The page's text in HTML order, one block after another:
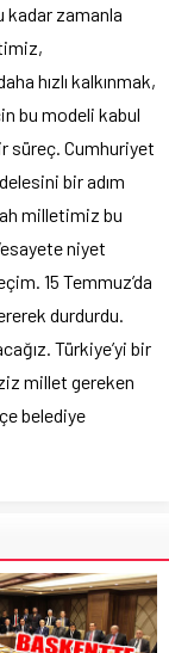
kadar zamanla
hızlı kalkınmak,
bu modeli kabul
süreç. Cumhuriyet
bir adım
milletimiz bu
niyet
15 Temmuz’da
durdurdu.
Türkiye’yi bir
millet gereken
belediye